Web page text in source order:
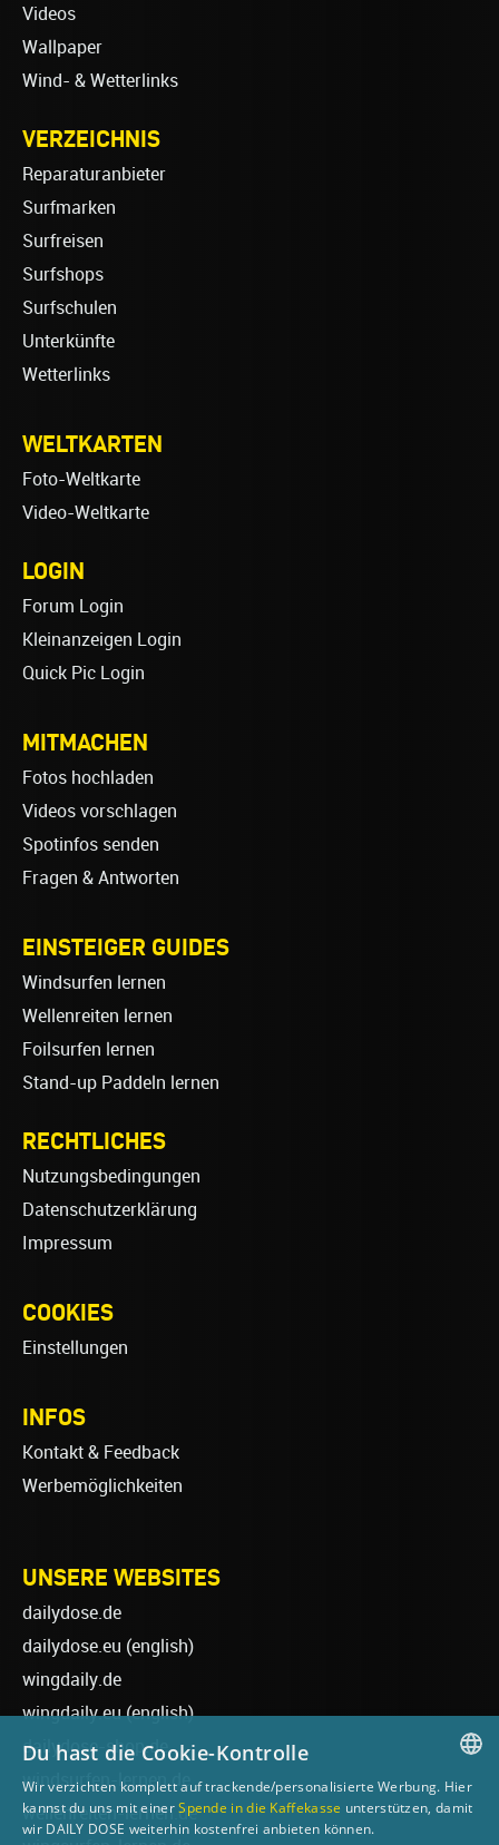
Videos
Wallpaper
Wind- & Wetterlinks
VERZEICHNIS
Reparaturanbieter
Surfmarken
Surfreisen
Surfshops
Surfschulen
Unterkünfte
Wetterlinks
WELTKARTEN
Foto-Weltkarte
Video-Weltkarte
LOGIN
Forum Login
Kleinanzeigen Login
Quick Pic Login
MITMACHEN
Fotos hochladen
Videos vorschlagen
Spotinfos senden
Fragen & Antworten
EINSTEIGER GUIDES
Windsurfen lernen
Wellenreiten lernen
Foilsurfen lernen
Stand-up Paddeln lernen
RECHTLICHES
Nutzungsbedingungen
Datenschutzerklärung
Impressum
COOKIES
Einstellungen
INFOS
Kontakt & Feedback
Werbemöglichkeiten
UNSERE WEBSITES
dailydose.de
dailydose.eu (english)
wingdaily.de
wingdaily.eu(english)
dailydose-shop.de
windsurfen-lernen.de
wellenreiten-lernen.de
GERMAN
Du hast die Cookie-Kontrolle
Wir verzichten komplett auf trackende/personalisierte Werbung. Hier
kannst du uns mit einerSpende in die Kaffekasse unterstützen, damit
wir DAILY DOSE weiterhin kostenfrei anbieten können.